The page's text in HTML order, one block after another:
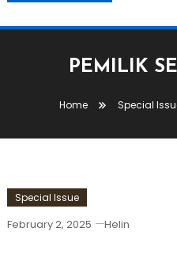
PEMILIK
Home Special
Special Issue
February 2, 2025 Helin